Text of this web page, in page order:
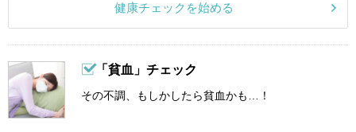
健康チェックを始める
「貧血」チェック
その不調、もしかしたら貧血かも…！